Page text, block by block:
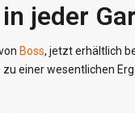
jeder
Boss, jetzt erhältlich
einer wesentlichen